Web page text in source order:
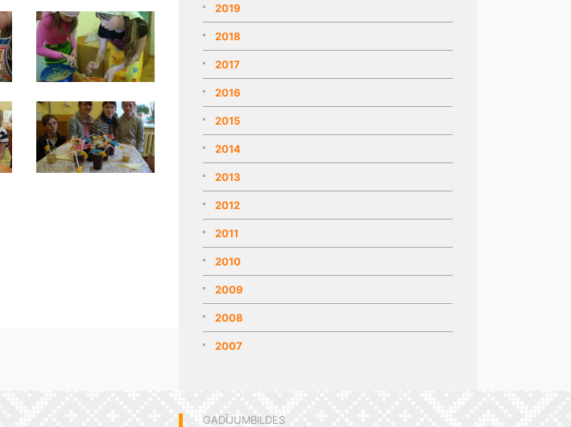
2019
2018
2017
2016
2015
2014
2013
2012
2011
2010
2009
2008
2007
GADĪJUMBILDES